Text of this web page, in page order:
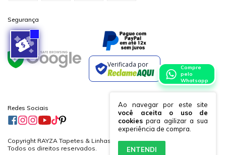
Ao navegar por este site
você aceita o uso de
cookies para agilizar a sua
experiência de compra.
ENTENDI
Compre
pelo
Whatsapp
Segurança
Verificada por
Redes Sociais
Copyright RAYZA Tapetes & Linhas Ltda. - 19882364000170 - 2026.
Todos os direitos reservados.